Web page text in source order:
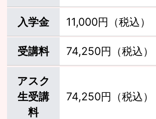
入学金 11,000円（税込）
受講料 74,250円（税込）
アスク
生受講
料
74,250円（税込）